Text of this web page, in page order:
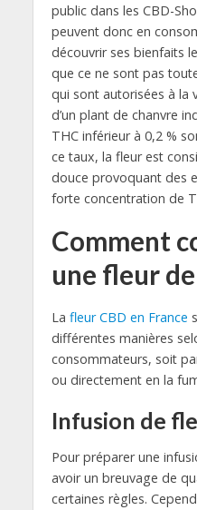
public dans les CBD-
peuvent donc en
découvrir ses bienfaits
que ce ne sont pas
qui sont autorisées à la
d’un plant de chanvre
THC inférieur à 0,2 %
ce taux, la fleur est
douce provoquant des
forte concentration de
Comment
une fleur de
La fleur CBD en France
différentes manières
consommateurs, soit
ou directement en la
Infusion de
Pour préparer une
avoir un breuvage de
certaines règles.